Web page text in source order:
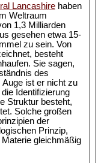
Lancashirehaben
Weltraum
1,3 Milliarden
gesehen etwa 15-
zu sein. Von
besteht
Sie sagen,
des
ist er nicht zu
Identifizierung
Struktur besteht,
Solche großen
der
Prinzip,
gleichmäßig